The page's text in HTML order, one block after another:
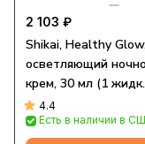
2 103 ₽
Shikai, Healthy
осветляющий
крем, 30 мл (1
4.4
Есть в наличии в